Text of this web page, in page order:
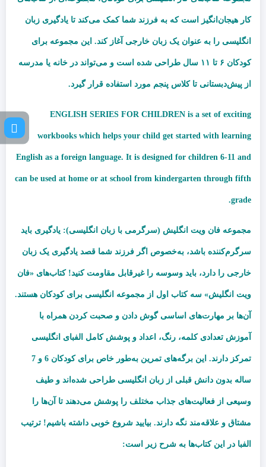
کار هیجان‌انگیز است که به فرزند شما کمک می‌کند تا یادگیری زبان
انگلیسی را به عنوان یک زبان خارجی آغاز کند. این مجموعه برای
کودکان ۶ تا ۱۱ سال طراحی شده است و می‌تواند در خانه یا مدرسه
از پیش‌دبستانی تا کلاس پنجم مورد استفاده قرار گیرد.
ENGLISH SERIES FOR CHILDREN is a set of exciting
workbooks which helps your child get started with learning
English as a foreign language. It is designed for children 6-11 and
can be used at home or at school from kindergarten through fifth
grade.
مجموعه فان ویت انگلیش (سرگرمی با زبان انگلیسی): یادگیری باید
سرگرم‌کننده باشد، به‌خصوص اگر فرزند شما قصد یادگیری یک زبان
خارجی را دارد، باید وسوسه را غیرقابل مقاومت کنید! کتاب‌های «فان
ویت انگلیش» سه کتاب اول از مجموعه انگلیسی برای کودکان هستند.
آن‌ها بر مهارت‌های اساسی گوش دادن و صحبت کردن همراه با
آموزش تعدادی کلمه، رنگ، اعداد و پوشش کامل الفبای انگلیسی
تمرکز دارند. این برگه‌های تمرین به‌طور خاص برای کودکان 6 و 7
ساله بدون دانش قبلی از زبان انگلیسی طراحی شده‌اند و طیف
وسیعی از فعالیت‌های جذاب مختلف را پوشش می‌دهند تا آن‌ها را
مشتاق و علاقه‌مند نگه دارند. بیایید شروع خوبی داشته باشیم! ترتیب
الفبا در این کتاب‌ها به شرح زیر است: